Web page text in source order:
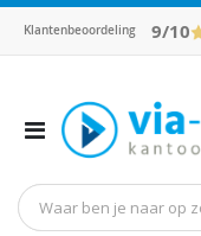
Klantenbeoordeling 9/10
Toggle
Nav